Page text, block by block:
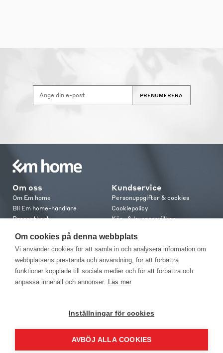
PRENUMERERA
Om oss
Om Em home
Bli Em home-handlare
Presentkort
Em home Club
Medlemsvillkor
Kundservice
Personuppgifter & cookies
Cookiepolicy
Köp- & leveransvillkor
Retur & reklamation
Kontakt
Kontakta oss
Om cookies på denna webbplats
Vi använder cookies för att samla in och analysera information om
webbplatsens prestanda och användning, för att förbättra
funktioner kopplade till sociala medier och för att förbättra och
anpassa innehåll och annonser. Läs mer
Inställningar för cookies
AVBÖJ ALLA COOKIES